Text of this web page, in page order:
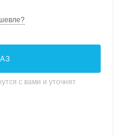
с вами и уточнят